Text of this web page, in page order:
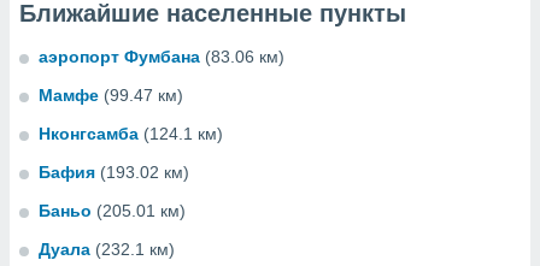
Ближайшие населенные пункты
аэропорт Фумбана (83.06 км)
Мамфе (99.47 км)
Нконгсамба (124.1 км)
Бафия (193.02 км)
Баньо (205.01 км)
Дуала (232.1 км)